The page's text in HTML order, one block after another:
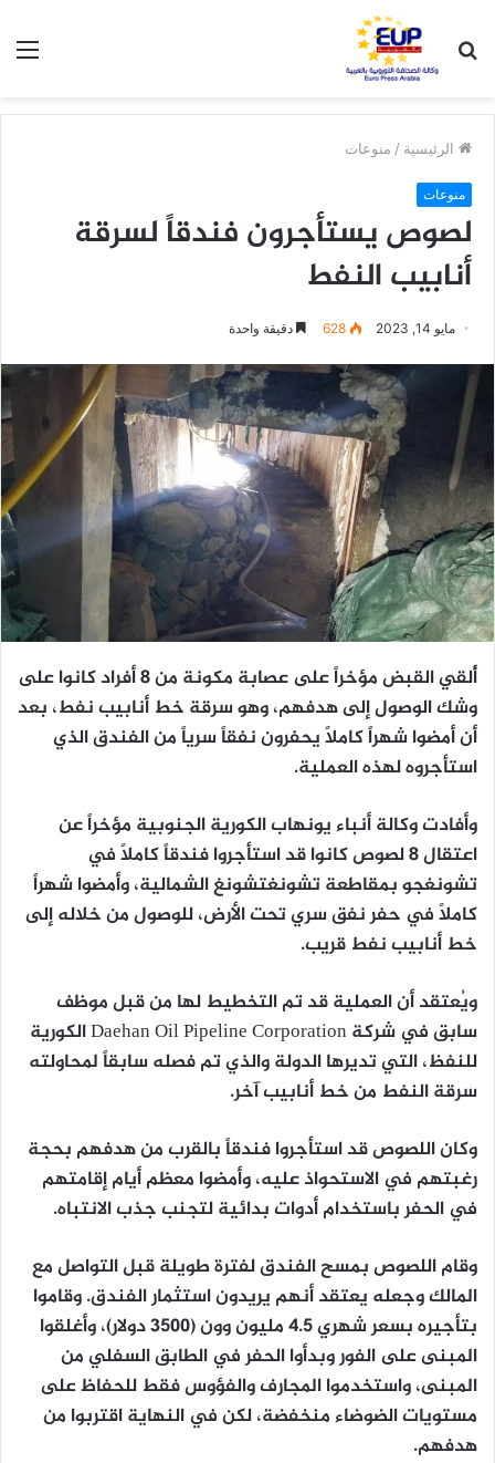
عن
الرئيسية / منوعات
منوعات
لصوص يستأجرون فندقاً لسرقة
أنابيب النفط
مايو 14, 2023 628 دقيقة واحدة
أُلقي القبض مؤخراً على عصابة مكونة من 8 أفراد كانوا على
وشك الوصول إلى هدفهم، وهو سرقة خط أنابيب نفط، بعد
أن أمضوا شهراً كاملاً يحفرون نفقاً سرياً من الفندق الذي
استأجروه لهذه العملية.
وأفادت وكالة أنباء يونهاب الكورية الجنوبية مؤخراً عن
اعتقال 8 لصوص كانوا قد استأجروا فندقاً كاملاً في
تشونغجو بمقاطعة تشونغتشونغ الشمالية، وأمضوا شهراً
كاملاً في حفر نفق سري تحت الأرض، للوصول من خلاله إلى
خط أنابيب نفط قريب.
ويُعتقد أن العملية قد تم التخطيط لها من قبل موظف
سابق في شركة Daehan Oil Pipeline Corporation الكورية
للنفظ، التي تديرها الدولة والذي تم فصله سابقاً لمحاولته
سرقة النفط من خط أنابيب آخر.
وكان اللصوص قد استأجروا فندقاً بالقرب من هدفهم بحجة
رغبتهم في الاستحواذ عليه، وأمضوا معظم أيام إقامتهم
في الحفر باستخدام أدوات بدائية لتجنب جذب الانتباه.
وقام اللصوص بمسح الفندق لفترة طويلة قبل التواصل مع
المالك وجعله يعتقد أنهم يريدون استثمار الفندق. وقاموا
بتأجيره بسعر شهري 4.5 مليون وون (3500 دولار)، وأغلقوا
المبنى على الفور وبدأوا الحفر في الطابق السفلي من
المبنى، واستخدموا المجارف والفؤوس فقط للحفاظ على
مستويات الضوضاء منخفضة، لكن في النهاية اقتربوا من
هدفهم.